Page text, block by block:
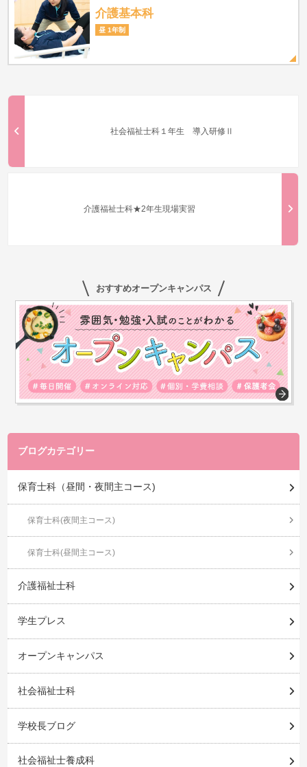
介護基本科
昼 1年制
社会福祉士科１年生 導入研修Ⅱ
介護福祉士科★2年生現場実習
おすすめオープンキャンパス
ブログカテゴリー
保育士科（昼間・夜間主コース)
保育士科(夜間主コース)
保育士科(昼間主コース)
介護福祉士科
学生プレス
オープンキャンパス
社会福祉士科
学校長ブログ
社会福祉士養成科